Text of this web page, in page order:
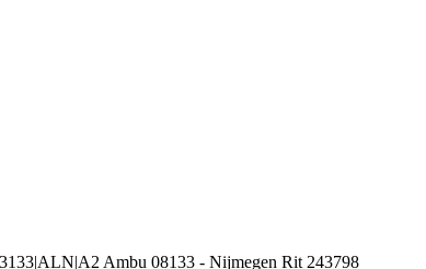
Ambu 08133 - Nijmegen Rit 243798